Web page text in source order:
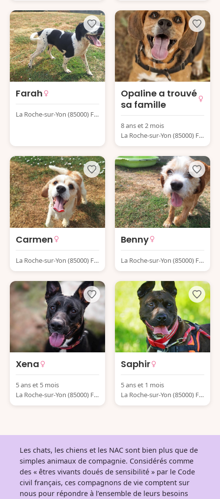
Farah
La Roche-sur-Yon (85000) Fr
Opaline a trouvé
sa famille
8 ans et 2 mois
La Roche-sur-Yon (85000) Fr
ance
Carmen
La Roche-sur-Yon (85000) Fr
ance
Benny
La Roche-sur-Yon (85000) Fr
ance
Xena
5 ans et 5 mois
La Roche-sur-Yon (85000) Fr
ance
Saphir
5 ans et 1 mois
La Roche-sur-Yon (85000) Fr
ance
Les chats, les chiens et les NAC sont bien plus que de
simples animaux de compagnie. Considérés comme
des « êtres vivants doués de sensibilité » par le Code
civil français, ces compagnons de vie comptent sur
nous pour répondre à l’ensemble de leurs besoins